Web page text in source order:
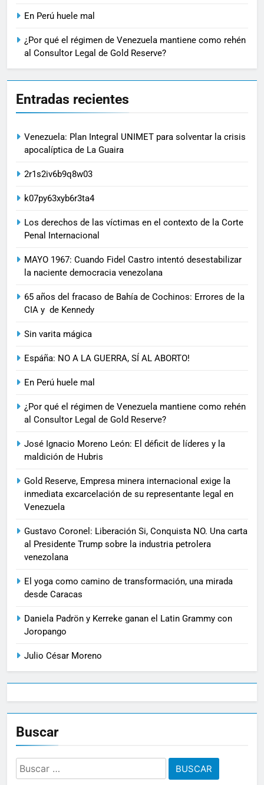
En Perú huele mal
¿Por qué el régimen de Venezuela mantiene como rehén
al Consultor Legal de Gold Reserve?
Entradas recientes
Venezuela: Plan Integral UNIMET para solventar la crisis
apocalíptica de La Guaira
2r1s2iv6b9q8w03
k07py63xyb6r3ta4
Los derechos de las víctimas en el contexto de la Corte
Penal Internacional
MAYO 1967: Cuando Fidel Castro intentó desestabilizar
la naciente democracia venezolana
65 años del fracaso de Bahía de Cochinos: Errores de la
CIA y de Kennedy
Sin varita mágica
Espáña: NO A LA GUERRA, SÍ AL ABORTO!
En Perú huele mal
¿Por qué el régimen de Venezuela mantiene como rehén
al Consultor Legal de Gold Reserve?
José Ignacio Moreno León: El déficit de líderes y la
maldición de Hubris
Gold Reserve, Empresa minera internacional exige la
inmediata excarcelación de su representante legal en
Venezuela
Gustavo Coronel: Liberación Si, Conquista NO. Una carta
al Presidente Trump sobre la industria petrolera
venezolana
El yoga como camino de transformación, una mirada
desde Caracas
Daniela Padrön y Kerreke ganan el Latin Grammy con
Joropango
Julio César Moreno
Buscar
Buscar: